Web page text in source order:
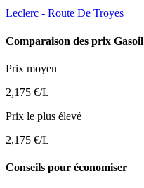
Leclerc - Route De Troyes
Comparaison des prix Gasoil
Prix moyen
2,175 €/L
Prix le plus élevé
2,175 €/L
Conseils pour économiser